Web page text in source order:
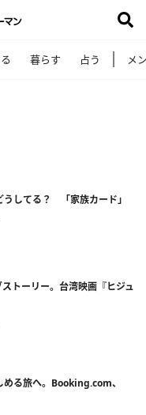
暮らす 占う メ
うしてる？ 「家族カード」
トーリー。台湾映画『ヒジュ
る旅へ。Booking.com、